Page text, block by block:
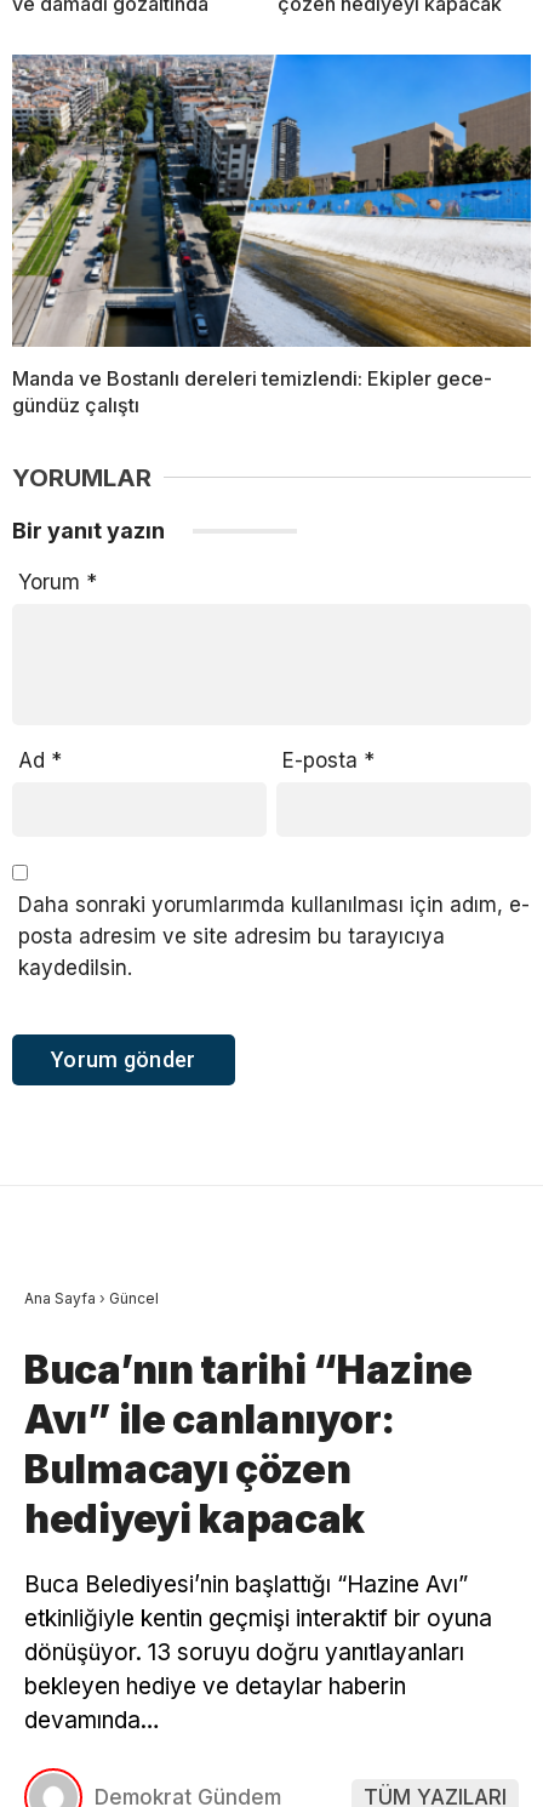
Manda ve Bostanlı dereleri temizlendi: Ekipler gece-
gündüz çalıştı
YORUMLAR
Bir yanıt yazın
Yorum *
Ad * E-posta *
Daha sonraki yorumlarımda kullanılması için adım, e-
posta adresim ve site adresim bu tarayıcıya
kaydedilsin.
Ana Sayfa › Güncel
Buca’nın tarihi “Hazine
Avı” ile canlanıyor:
Bulmacayı çözen
hediyeyi kapacak
Buca Belediyesi’nin başlattığı “Hazine Avı”
etkinliğiyle kentin geçmişi interaktif bir oyuna
dönüşüyor. 13 soruyu doğru yanıtlayanları
bekleyen hediye ve detaylar haberin
devamında…
Demokrat Gündem TÜM YAZILARI